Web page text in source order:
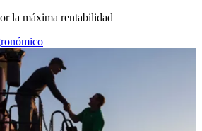
la máxima rentabilidad